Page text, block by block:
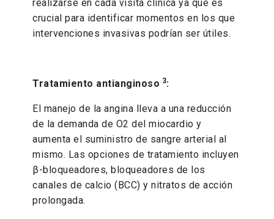
realizarse en cada visita clínica ya que es
crucial para identificar momentos en los que
intervenciones invasivas podrían ser útiles.
Tratamiento antianginoso 3:
El manejo de la angina lleva a una reducción
de la demanda de O2 del miocardio y
aumenta el suministro de sangre arterial al
mismo. Las opciones de tratamiento incluyen
β-bloqueadores, bloqueadores de los
canales de calcio (BCC) y nitratos de acción
prolongada.